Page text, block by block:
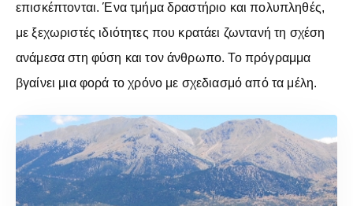
επισκέπτονται. Ένα τμήμα δραστήριο και πολυπληθές,
με ξεχωριστές ιδιότητες που κρατάει ζωντανή τη σχέση
ανάμεσα στη φύση και τον άνθρωπο. Το πρόγραμμα
βγαίνει μια φορά το χρόνο με σχεδιασμό από τα μέλη.